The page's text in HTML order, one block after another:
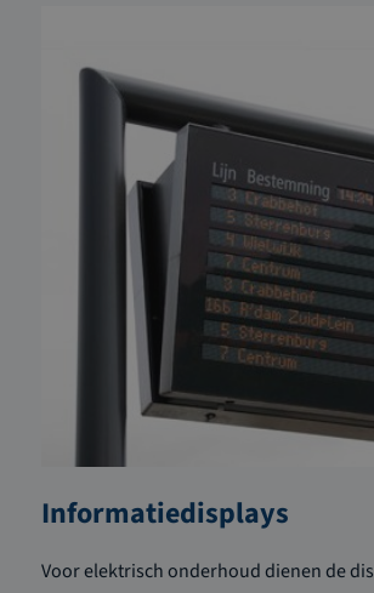
Informatiedisplays
Voor elektrisch onderhoud dienen de